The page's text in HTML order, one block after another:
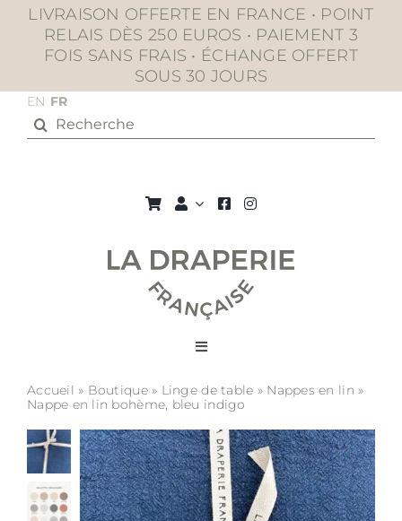
Passer
contenu
LIVRAISON OFFERTE EN FRANCE • POINT
RELAIS DÈS 250 EUROS • PAIEMENT 3
FOIS SANS FRAIS • ÉCHANGE OFFERT
SOUS 30 JOURS
EN FR
Rechercher:
Toggle
La boutique
Soldes
Matières
Accueil » Boutique» Linge de table » Nappes en lin »
Nappe en lin bohème, bleu indigo